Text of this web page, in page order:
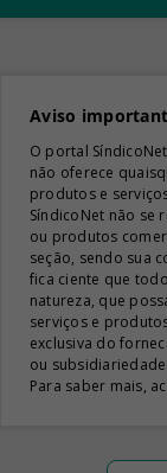
Aviso
O portal
não oferece
produtos e
SíndicoNet não se
ou produtos
seção, sendo sua
fica ciente que
natureza, que
serviços e
exclusiva do
ou
Para saber mais,